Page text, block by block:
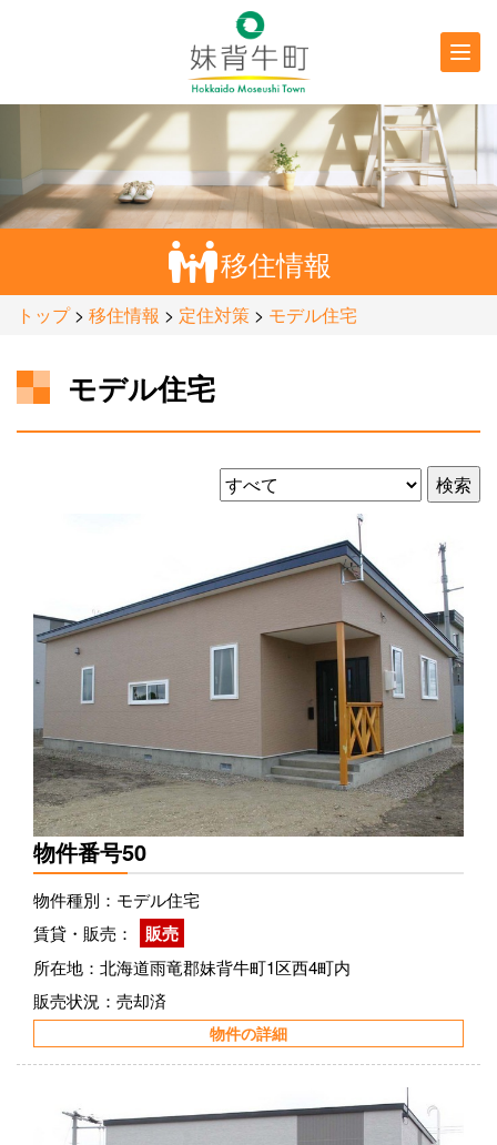
移住情報
トップ> 移住情報 > 定住対策 > モデル住宅
モデル住宅
検索
物件番号50
物件種別：モデル住宅
賃貸・販売：
販売
所在地：北海道雨竜郡妹背牛町1区西4町内
販売状況：売却済
物件の詳細